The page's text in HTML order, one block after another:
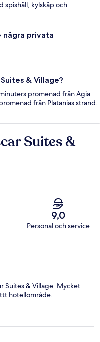
spishäll, kylskåp och
några privata
& Village?
promenad från Agia
från Platanias strand.
Suites &
9,0
Personal och service
Suites & Village. Mycket
hotellområde.